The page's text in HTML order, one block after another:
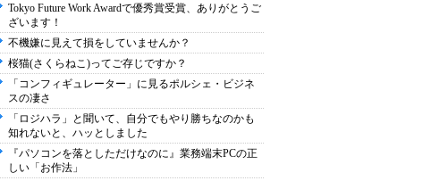
Tokyo Future Work Awardで優秀賞受賞、ありがとうご
ざいます！
不機嫌に見えて損をしていませんか？
桜猫(さくらねこ)ってご存じですか？
「コンフィギュレーター」に見るポルシェ・ビジネ
スの凄さ
「ロジハラ」と聞いて、自分でもやり勝ちなのかも
知れないと、ハッとしました
『パソコンを落としただけなのに』業務端末PCの正
しい「お作法」